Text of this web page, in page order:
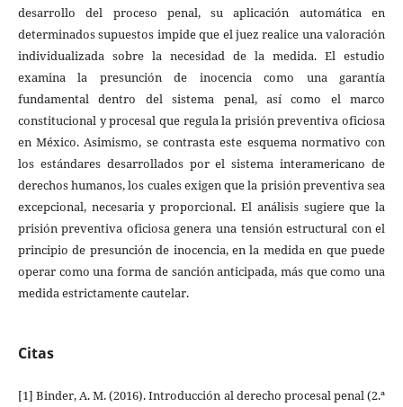
desarrollo del proceso penal, su aplicación automática en
determinados supuestos impide que el juez realice una valoración
individualizada sobre la necesidad de la medida. El estudio
examina la presunción de inocencia como una garantía
fundamental dentro del sistema penal, así como el marco
constitucional y procesal que regula la prisión preventiva oficiosa
en México. Asimismo, se contrasta este esquema normativo con
los estándares desarrollados por el sistema interamericano de
derechos humanos, los cuales exigen que la prisión preventiva sea
excepcional, necesaria y proporcional. El análisis sugiere que la
prisión preventiva oficiosa genera una tensión estructural con el
principio de presunción de inocencia, en la medida en que puede
operar como una forma de sanción anticipada, más que como una
medida estrictamente cautelar.
Citas
[1] Binder, A. M. (2016). Introducción al derecho procesal penal (2.ª